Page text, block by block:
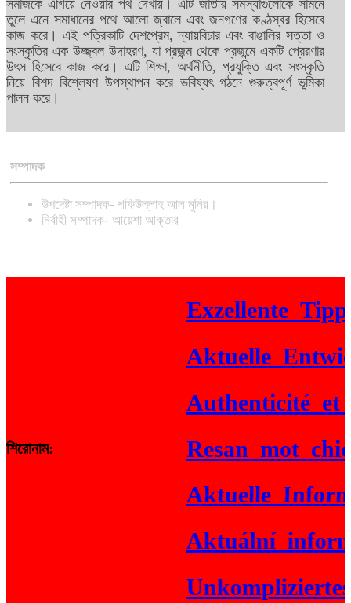
সমাজকে এগিয়ে নেওয়ার পথ দেখায়। এটি জাতীয় সমস্যাগুলোকে সামনে
তুলে এনে সমাধানের পথে আলো জ্বালে এবং জনগণের কণ্ঠস্বর হিসেবে
কাজ করে। এই পত্রিকাটি দেশপ্রেম, ন্যায়বিচার এবং বাঙালির সত্তা ও
সংস্কৃতির এক উজ্জ্বল উদাহরণ, যা প্রজন্ম থেকে প্রজন্মে একটি প্রেরণার
উৎস হিসেবে কাজ করে। এটি শিক্ষা, অর্থনীতি, প্রযুক্তি এবং সংস্কৃতি
নিয়ে বিশদ বিশ্লেষণ উপস্থাপন করে ভবিষ্যৎ গঠনে গুরুত্বপূর্ণ ভূমিকা
পালন করে।
সম্পাদক
উপদেষ্টা সম্পাদক- শফিউল্লাহ আল মুনির।
নির্বাহী সম্পাদক- আয়েশা আক্তার
শিরোনাম: